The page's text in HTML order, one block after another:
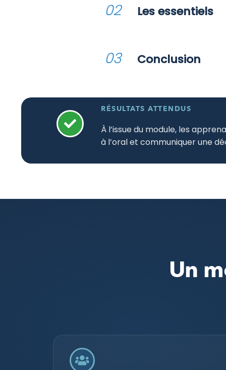
02 Les essentiels
03 Conclusion
RÉSULTATS ATTENDUS
À l’issue du module, les
à l’oral et communiquer une
Un